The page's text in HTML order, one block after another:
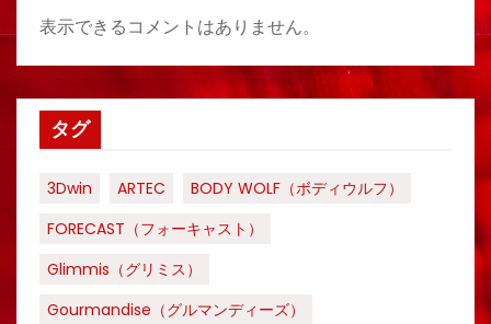
表示できるコメントはありません。
タグ
3Dwin ARTEC
BODY WOLF（ボディウルフ）
FORECAST（フォーキャスト）
Glimmis（グリミス）
Gourmandise（グルマンディーズ）